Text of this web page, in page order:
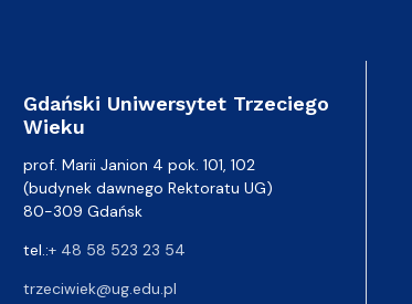
Gdański Uniwersytet Trzeciego
Wieku
prof. Marii Janion 4 pok. 101, 102
(budynek dawnego Rektoratu UG)
80-309 Gdańsk
tel.:+ 48 58 523 23 54
trzeciwiek@ug.edu.pl